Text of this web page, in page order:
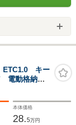
ETC1.0 キー
電動格納ミ
ウォーク
DVD バッ
本体価格
28.5万円